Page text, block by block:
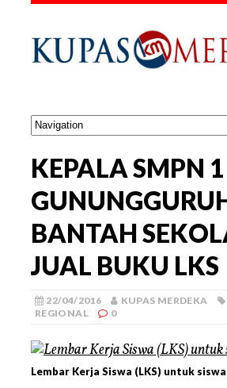
KEPALA SMPN 1
BANTAH
JUAL BUKU LKS
22/04/2016 KUPAS MERDEKA
REGIONAL
0
Lembar Kerja Siswa (LKS) untuk